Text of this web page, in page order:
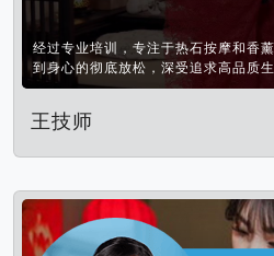
经过专业培训，专注于热石按摩和香
到身心的彻底放松，深受追求高品质生
王技师